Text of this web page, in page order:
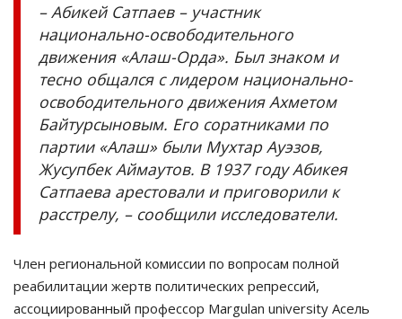
– Абикей Сатпаев – участник
национально-освободительного
движения «Алаш-Орда». Был знаком и
тесно общался с лидером национально-
освободительного движения Ахметом
Байтурсыновым. Его соратниками по
партии «Алаш» были Мухтар Ауэзов,
Жусупбек Аймаутов. В 1937 году Абикея
Сатпаева арестовали и приговорили к
расстрелу, – сообщили исследователи.
Член региональной комиссии по вопросам полной
реабилитации жертв политических репрессий,
ассоциированный профессор Margulan university Асель